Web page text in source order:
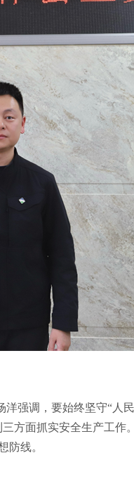
强调，要始终坚守“人
方面抓实安全生产工
防线。